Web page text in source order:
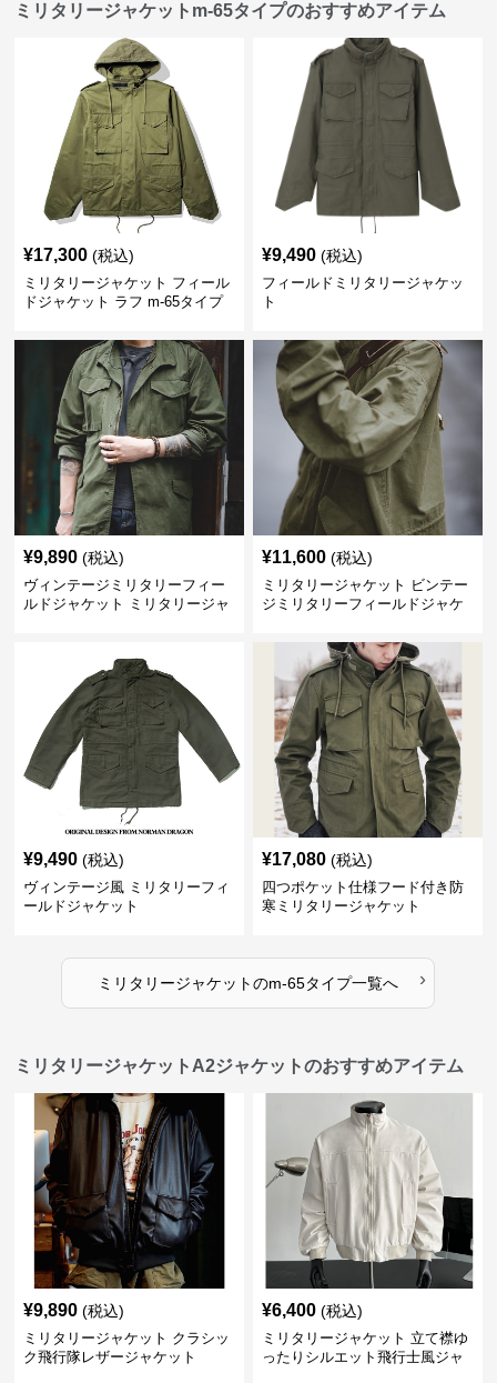
ミリタリージャケットm-65タイプのおすすめアイテム
¥17,300 (税込)
ミリタリージャケット フィール
ドジャケット ラフ m-65タイプ
¥9,490 (税込)
フィールドミリタリージャケッ
ト
¥9,890 (税込)
ヴィンテージミリタリーフィー
ルドジャケット ミリタリージャ
¥11,600 (税込)
ミリタリージャケット ビンテー
ジミリタリーフィールドジャケ
¥9,490 (税込)
ヴィンテージ風 ミリタリーフィ
ールドジャケット
¥17,080 (税込)
四つポケット仕様フード付き防
寒ミリタリージャケット
ミリタリージャケットのm-65タイプ一覧へ ›
ミリタリージャケットA2ジャケットのおすすめアイテム
¥9,890 (税込)
ミリタリージャケット クラシッ
ク飛行隊レザージャケット
¥6,400 (税込)
ミリタリージャケット 立て襟ゆ
ったりシルエット飛行士風ジャ